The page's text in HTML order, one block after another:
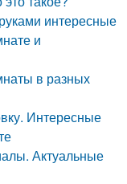
интересные
и
в разных
Интересные
Актуальные